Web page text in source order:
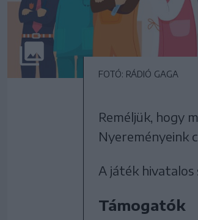
FOTÓ: RÁDIÓ GAGA
Reméljük, hogy
Nyereményeink
A játék
Támogatók